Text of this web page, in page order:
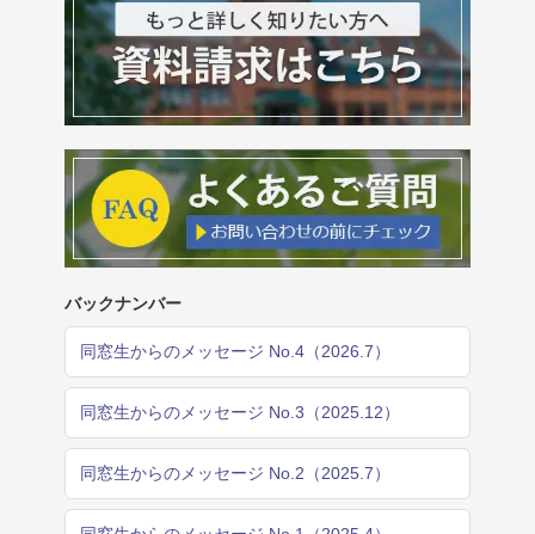
バックナンバー
同窓生からのメッセージ No.4（2026.7）
同窓生からのメッセージ No.3（2025.12）
同窓生からのメッセージ No.2（2025.7）